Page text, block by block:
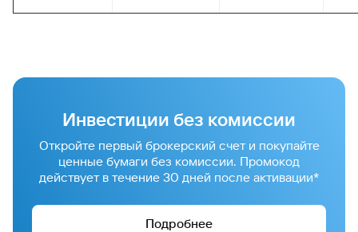
Инвестиции без комиссии
Откройте первый брокерский счет и покупайте
ценные бумаги без комиссии. Промокод
действует в течение 30 дней после активации*
Подробнее